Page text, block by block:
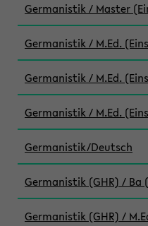
Germanistik / Master
Germanistik / M.Ed.
Germanistik / M.Ed.
Germanistik / M.Ed.
Germanistik/Deutsch
Germanistik (GHR) / Ba
Germanistik (GHR) /